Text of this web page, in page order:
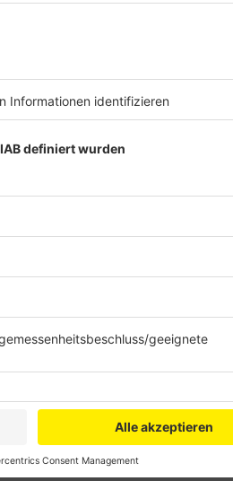
Leverkusen [Für Originalgröße auf
Freibad Auermühle befindet sich in
Beim Betreten des
rund 10 Jahren der Schließung
füllt die Becken. Das
Erholungs- und Freizeitort. Es
tummelten, um zu baden, sich
auf Grundstück eine
Schwimmbecken dienen